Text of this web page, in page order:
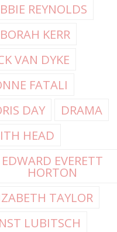
REYNOLDS
KERR
VAN DYKE
FATALI
DAY
DRAMA
HEAD
EDWARD EVERETT
HORTON
TAYLOR
LUBITSCH